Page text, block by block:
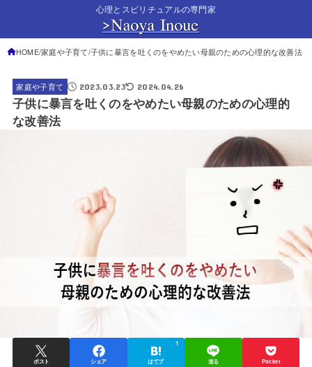
心理とスピリチュアルの専門家
HOME 家庭や子育て 子供に暴言を吐くのをやめたい母親のための心理的な改善法
家庭や子育て 2023.03.23 2024.04.26
子供に暴言を吐くのをやめたい母親のための心理的
な改善法
ポスト シェア はてブ
1
送る Pocket